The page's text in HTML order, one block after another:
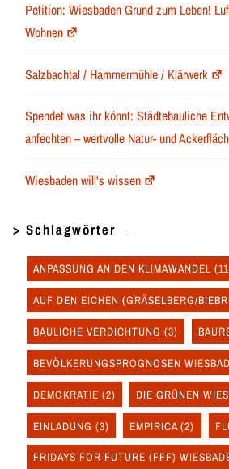
Petition: Wiesbaden Grund zum Leben!
Wohnen
Salzbachtal / Hammermühle / Klärwerk
Spendet was ihr könnt: Städtebauliche
anfechten – wertvolle Natur- und
Wiesbaden will's wissen
> Schlagwörter
ANPASSUNG AN DEN KLIMAWANDEL
AUF DEN EICHEN (GRÄSELBERG/
BAULICHE VERDICHTUNG (3)
BEVÖLKERUNGSPROGNOSEN
DEMOKRATIE (2) DIE GRÜNEN
EINLADUNG (3) EMPIRICA (2)
FRIDAYS FOR FUTURE (FFF)